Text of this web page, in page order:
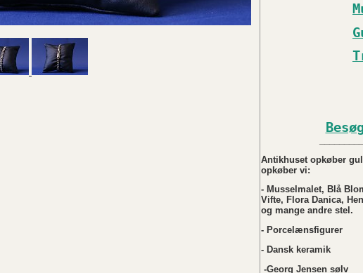
Antikhuset opkøber
opkøber vi:
- Musselmalet, Blå
Vifte, Flora Danica,
og mange andre stel.
- Porcelænsfigurer
- Dansk keramik
-Georg Jensen sølv